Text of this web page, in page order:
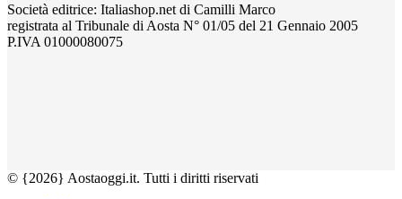
Società editrice: Italiashop.net di Camilli Marco
registrata al Tribunale di Aosta N° 01/05 del 21 Gennaio 2005
P.IVA 01000080075
© {2026} Aostaoggi.it. Tutti i diritti riservati